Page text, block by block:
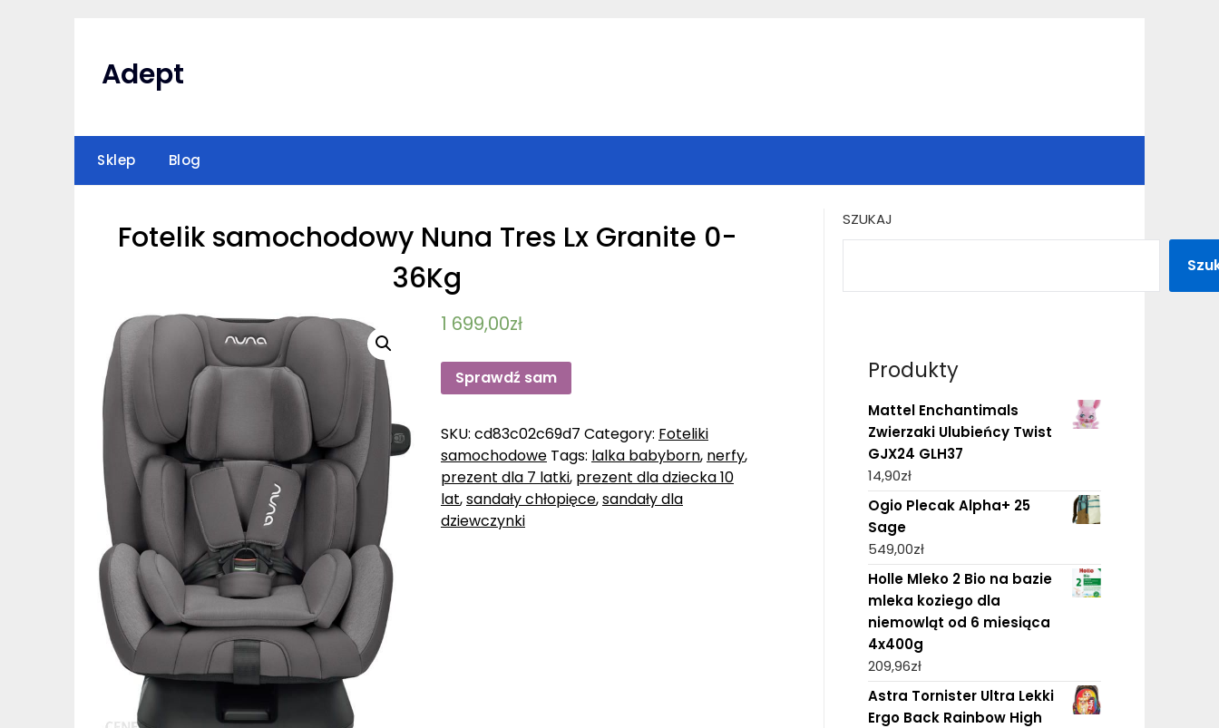
Adept
Sklep Blog
Fotelik samochodowy Nuna Tres Lx Granite 0-
36Kg
1 699,00zł
Sprawdź sam
SKU: cd83c02c69d7 Category: Foteliki
samochodowe Tags: lalka babyborn, nerfy,
prezent dla 7 latki, prezent dla dziecka 10
lat,sandały chłopięce,sandały dla
dziewczynki
SZUKAJ
Produkty
Mattel Enchantimals
Zwierzaki Ulubieńcy Twist
GJX24 GLH37
14,90zł
Ogio Plecak Alpha+ 25
Sage
549,00zł
Holle Mleko 2 Bio na bazie
mleka koziego dla
niemowląt od 6 miesiąca
4x400g
209,96zł
Astra Tornister Ultra Lekki
Ergo Back Rainbow High